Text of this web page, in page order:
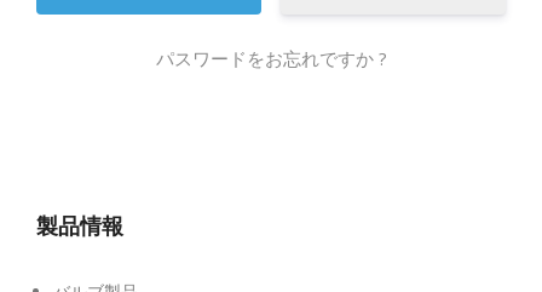
パスワードをお忘れですか ?
製品情報